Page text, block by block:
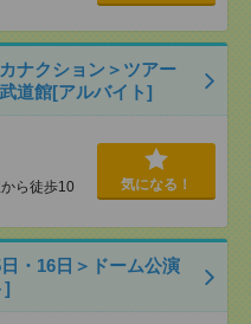
ナクション＞ツアー
道館[アルバイト]
ら徒歩10
気になる！
・16日＞ドーム公演
]